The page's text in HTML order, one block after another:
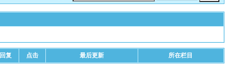
回复 点击 最后更新 所在栏目